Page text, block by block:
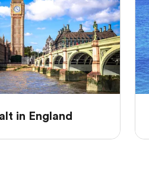
in England